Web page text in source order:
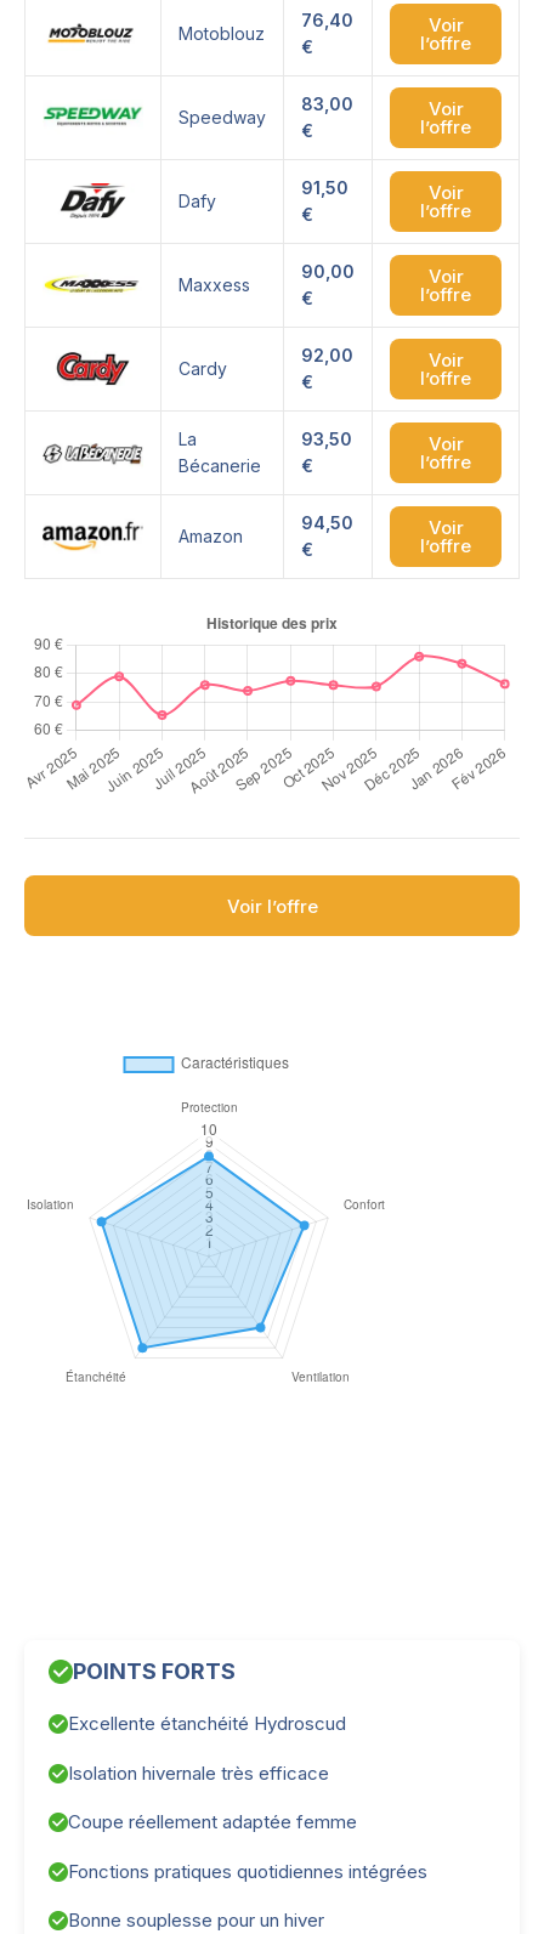
Motoblouz
76,40
€
Voir
l’offre
Speedway
83,00
€
Voir
l’offre
Dafy
91,50
€
Voir
l’offre
Maxxess
90,00
€
Voir
l’offre
Cardy
92,00
€
Voir
l’offre
La
Bécanerie
93,50
€
Voir
l’offre
Amazon
94,50
€
Voir
l’offre
Voir l’offre
POINTS FORTS
Excellente étanchéité Hydroscud
Isolation hivernale très efficace
Coupe réellement adaptée femme
Fonctions pratiques quotidiennes intégrées
Bonne souplesse pour un hiver